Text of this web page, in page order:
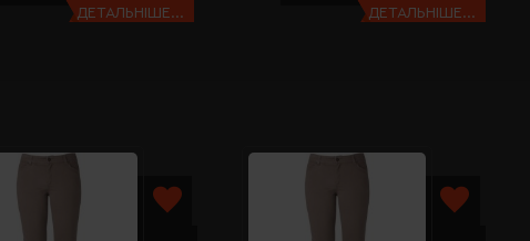
ДЕТАЛЬНІШЕ... ДЕТАЛЬНІШЕ...